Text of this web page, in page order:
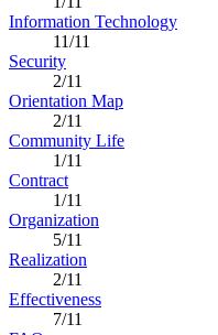
Information Technology
11/11
Security
2/11
Orientation Map
2/11
Community Life
1/11
Contract
1/11
Organization
5/11
Realization
2/11
Effectiveness
7/11